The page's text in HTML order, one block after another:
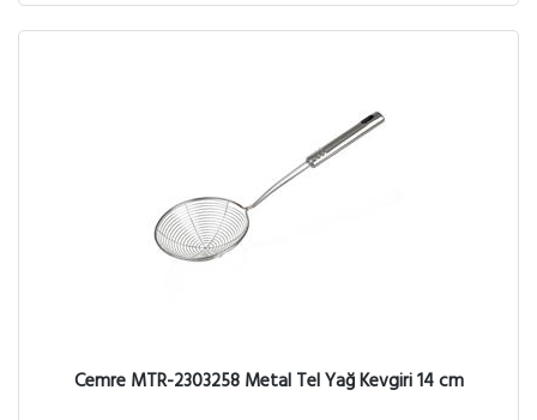
Cemre MTR-2303258 Metal Tel Yağ Kevgiri 14 cm